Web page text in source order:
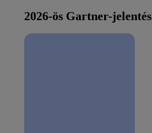
2026-ös Gartner-jelentés